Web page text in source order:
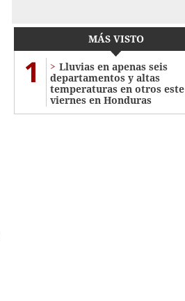
MÁS VISTO
1
Lluvias en apenas seis
departamentos y altas
temperaturas en otros este
viernes en Honduras